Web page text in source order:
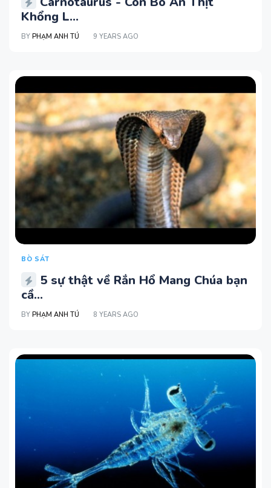
Khổng L...
BY PHẠM ANH TÚ 9 YEARS AGO
BÒ SÁT
5 sự thật về Rắn Hổ Mang Chúa bạn
cầ...
BY PHẠM ANH TÚ 8 YEARS AGO